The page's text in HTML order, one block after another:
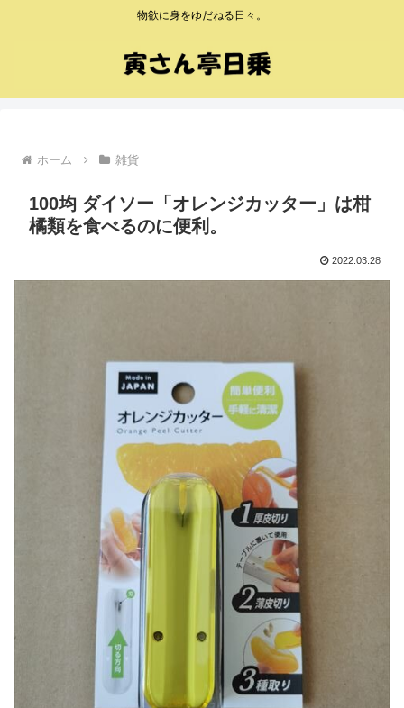
物欲に身をゆだねる日々。
ホーム 雑貨
100均 ダイソー「オレンジカッター」は柑
橘類を食べるのに便利。
2022.03.28